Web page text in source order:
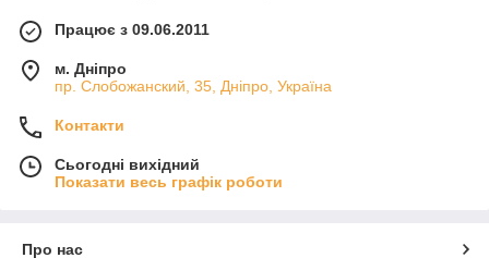
Працює з 09.06.2011
м. Дніпро
пр. Слобожанский, 35, Дніпро, Україна
Контакти
Сьогодні вихідний
Показати весь графік роботи
Про нас